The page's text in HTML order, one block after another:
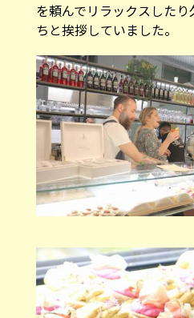
を頼んでリラックスした
ちと挨拶していました。